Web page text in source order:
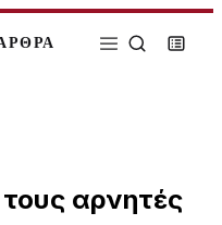
αρνητές